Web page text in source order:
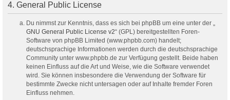
4. General Public License
Du nimmst zur Kenntnis, dass es sich bei phpBB um eine unter der „
GNU General Public License v2“ (GPL) bereitgestellten Foren-
Software von phpBB Limited (www.phpbb.com) handelt;
deutschsprachige Informationen werden durch die deutschsprachige
Community unter www.phpbb.de zur Verfügung gestellt. Beide haben
keinen Einfluss auf die Art und Weise, wie die Software verwendet
wird. Sie können insbesondere die Verwendung der Software für
bestimmte Zwecke nicht untersagen oder auf Inhalte fremder Foren
Einfluss nehmen.